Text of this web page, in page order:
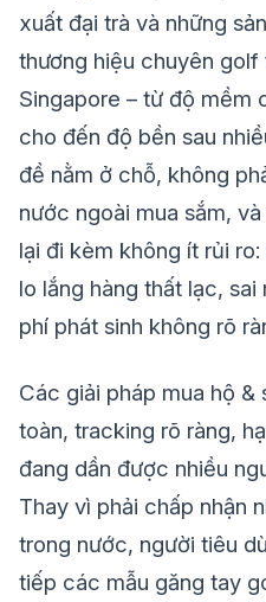
xuất đại trà và những
thương hiệu chuyên
Singapore – từ độ mềm
cho đến độ bền sau
đề nằm ở chỗ, không
nước ngoài mua sắm,
lại đi kèm không ít rủi
lo lắng hàng thất lạc,
phí phát sinh không rõ
Các giải pháp mua hộ &
toàn, tracking rõ ràng,
đang dần được nhiều
Thay vì phải chấp nhận
trong nước, người tiêu
tiếp các mẫu găng tay